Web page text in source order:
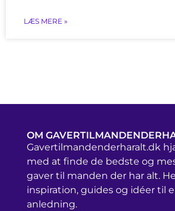
LÆS MERE »
OM
Gavertilmandenderharalt.dk
med at finde de bedste og
gaver til manden der har alt.
inspiration, guides og idéer til
anledning.